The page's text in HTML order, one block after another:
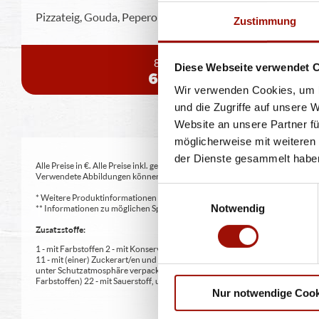
Zustimmung
Diese Webseite verwendet
Wir verwenden Cookies,
und die Zugriffe auf unsere
Website an unsere Partner
möglicherweise mit
der Dienste gesammelt
Notwendig
Nur notwendige
Pizzateig, Gouda, Peperonisalami, Jalapeños
8 Stück
6,99 €
Alle Preise in €. Alle Preise inkl. gesetzl. MwSt. Alle Angaben zu
Verwendete Abbildungen können von den tatsächlich gelieferten
* Weitere Produktinformationen zu vorverpackten Lebensmitteln finden
** Informationen zu möglichen Spuren von Allergenen seitens unsere
Zusatzstoffe:
1 - mit Farbstoffen 2 - mit Konservierungsmittel 3 - mit Antioxidationsmittel
11 - mit (einer) Zuckerart/en und Süßungsmittel/n 12 - nur bei Tafelsüßen
unter Schutzatmosphäre verpackt 16 - chininhaltig 17 - koffeinhaltig 18 -
Farbstoffen) 22 - mit Sauerstoff, unter Hochdruck, farbstabilisierend (bei